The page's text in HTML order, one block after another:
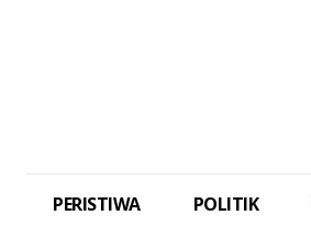
PERISTIWA POLITIK